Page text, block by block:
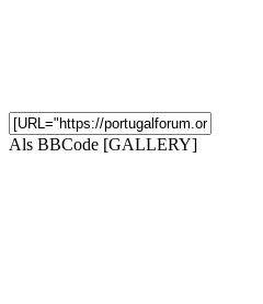
Als BBCode [GALLERY]